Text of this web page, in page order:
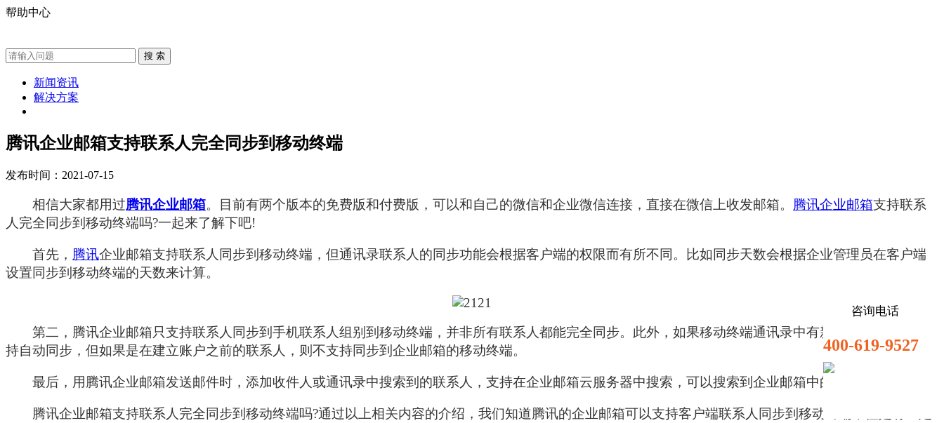
帮助中心
新闻资讯
解决方案
腾讯企业邮箱支持联系人完全同步到移动终端
发布时间：2021-07-15
相信大家都用过腾讯企业邮箱。目前有两个版本的免费版和付费版，可以和自己的微信和企业微信连接，直接在微信上收发邮箱。 腾讯企业邮箱支持联系
人完全同步到移动终端吗?一起来了解下吧!
首先， 腾讯企业邮箱支持联系人同步到移动终端，但通讯录联系人的同步功能会根据客户端的权限而有所不同。比如同步天数会根据企业管理员在客户端
设置同步到移动终端的天数来计算。
第二，腾讯企业邮箱只支持联系人同步到手机联系人组别到移动终端，并非所有联系人都能完全同步。此外，如果移动终端通讯录中有新的联系人，也支
持自动同步，但如果是在建立账户之前的联系人，则不支持同步到企业邮箱的移动终端。
最后，用腾讯企业邮箱发送邮件时，添加收件人或通讯录中搜索到的联系人，支持在企业邮箱云服务器中搜索，可以搜索到企业邮箱中的所有联系人。
腾讯企业邮箱支持联系人完全同步到移动终端吗?通过以上相关内容的介绍，我们知道腾讯的企业邮箱可以支持客户端联系人同步到移动终端，但是有一定
咨询电话
400-619-9527